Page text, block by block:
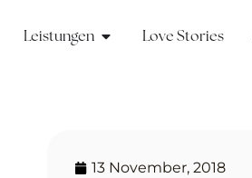
Leistungen Love Stories
13 November, 2018